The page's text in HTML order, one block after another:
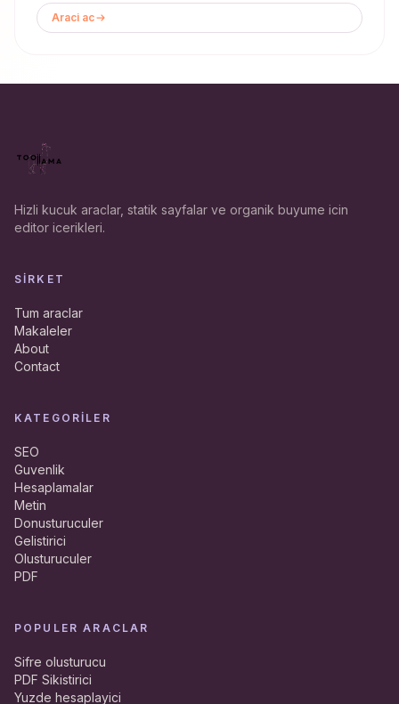
Araci ac
Hizli kucuk araclar, statik sayfalar ve organik buyume icin
editor icerikleri.
SIRKET
Tum araclar
Makaleler
About
Contact
KATEGORILER
SEO
Guvenlik
Hesaplamalar
Metin
Donusturuculer
Gelistirici
Olusturuculer
PDF
POPULER ARACLAR
Sifre olusturucu
PDF Sikistirici
Yuzde hesaplayici